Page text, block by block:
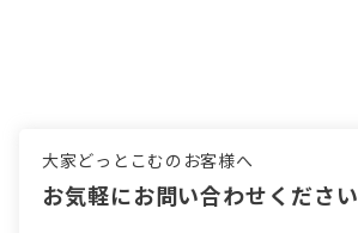
大家どっとこむのお客様へ
お気軽にお問い合わせください